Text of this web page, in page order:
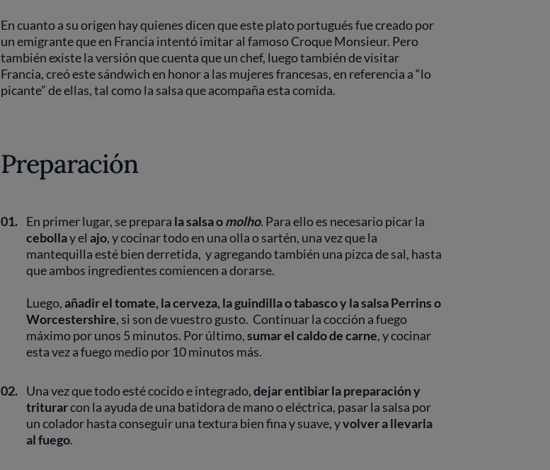
En cuanto a su origen hay quienes dicen que este plato portugués fue creado por
un emigrante que en Francia intentó imitar al famoso Croque Monsieur. Pero
también existe la versión que cuenta que un chef, luego también de visitar
Francia, creó este sándwich en honor a las mujeres francesas, en referencia a “lo
picante” de ellas, tal como la salsa que acompaña esta comida.
Preparación
01. En primer lugar, se prepara la salsa omolho. Para ello es necesario picar la
cebollay el ajo, y cocinar todo en una olla o sartén, una vez que la
mantequilla esté bien derretida, y agregando también una pizca de sal, hasta
que ambos ingredientes comiencen a dorarse.
Luego,añadir el tomate, la cerveza, la guindilla o tabasco y la salsa Perrins o
Worcestershire, si son de vuestro gusto. Continuar la cocción a fuego
máximo por unos 5 minutos. Por último,sumar el caldo de carne, y cocinar
esta vez a fuego medio por 10 minutos más.
02. Una vez que todo esté cocido e integrado,dejar entibiar la preparación y
triturarcon la ayuda de una batidora de mano o eléctrica, pasar la salsa por
un colador hasta conseguir una textura bien fina y suave, yvolver a llevarla
al fuego.